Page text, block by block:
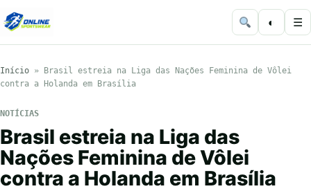
◐ ☰
Início »
Brasil estreia na Liga das Nações Feminina de Vôlei
contra a Holanda em Brasília
NOTÍCIAS
Brasil estreia na Liga das
Nações Feminina de Vôlei
contra a Holanda em Brasília